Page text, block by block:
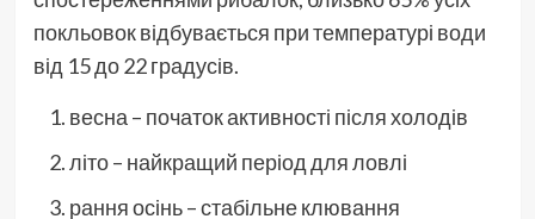
покльовок відбувається при температурі води
від 15 до 22 градусів.
весна – початок активності після холодів
літо – найкращий період для ловлі
рання осінь – стабільне клювання